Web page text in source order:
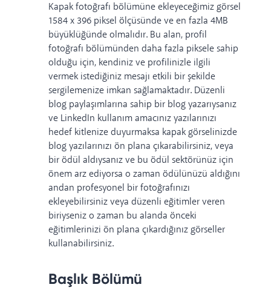
Kapak fotoğrafı bölümüne ekleyeceğimiz görsel
1584 x 396 piksel ölçüsünde ve en fazla 4MB
büyüklüğünde olmalıdır. Bu alan, profil
fotoğrafı bölümünden daha fazla piksele sahip
olduğu için, kendiniz ve profilinizle ilgili
vermek istediğiniz mesajı etkili bir şekilde
sergilemenize imkan sağlamaktadır. Düzenli
blog paylaşımlarına sahip bir blog yazarıysanız
ve LinkedIn kullanım amacınız yazılarınızı
hedef kitlenize duyurmaksa kapak görselinizde
blog yazılarınızı ön plana çıkarabilirsiniz, veya
bir ödül aldıysanız ve bu ödül sektörünüz için
önem arz ediyorsa o zaman ödülünüzü aldığını
andan profesyonel bir fotoğrafınızı
ekleyebilirsiniz veya düzenli eğitimler veren
biriyseniz o zaman bu alanda önceki
eğitimlerinizi ön plana çıkardığınız görseller
kullanabilirsiniz.
Başlık Bölümü